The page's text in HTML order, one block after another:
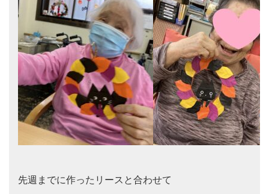
先週までに作ったリースと合わせて